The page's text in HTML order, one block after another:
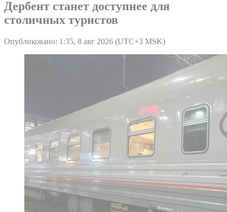
Дербент станет доступнее для
столичных туристов
Опубликовано: 1:35, 8 авг 2026 (UTC+3 MSK)